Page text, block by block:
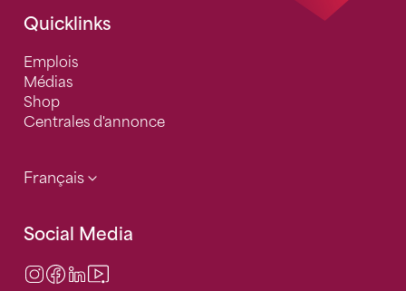
Quicklinks
Emplois
Médias
Shop
Centrales d'annonce
Français
Social Media
Instagram
Facebook
LinkedIn